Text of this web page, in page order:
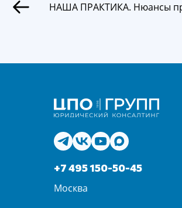
НАША ПРАКТИКА. Нюансы
+7 495 150-50-45
Москва